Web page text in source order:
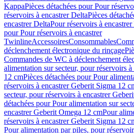
KappaPièces détachées pour Pour
réservoirs à encastrer DeltaPièces
encastrer DeltaPour réservoirs à
pour Pour réservoirs à encastrer
TwinlineAccessoiresConsommables
déclenchement électronique du rinçage
Commandes de WC à déclenchement
alimentation sur secteur, pour réservoirs
12 cmPièces détachées pour Pour
réservoirs à encastrer Geberit Sigma 12
secteur, pour réservoirs à encastrer
détachées pour Pour alimentation sur
encastrer Geberit Omega 12 cmPour
réservoirs à encastrer Geberit Sigma 12
Pour alimentation par piles, pour